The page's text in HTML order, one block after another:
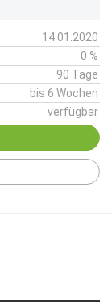
14.01.2020
0 %
90 Tage
bis 6 Wochen
verfügbar